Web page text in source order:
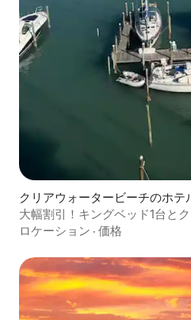
クリアウォータービーチのホテ
大幅割引！キングベッド1台と
ン、新築1250平方フィート
ロケーション · 価格